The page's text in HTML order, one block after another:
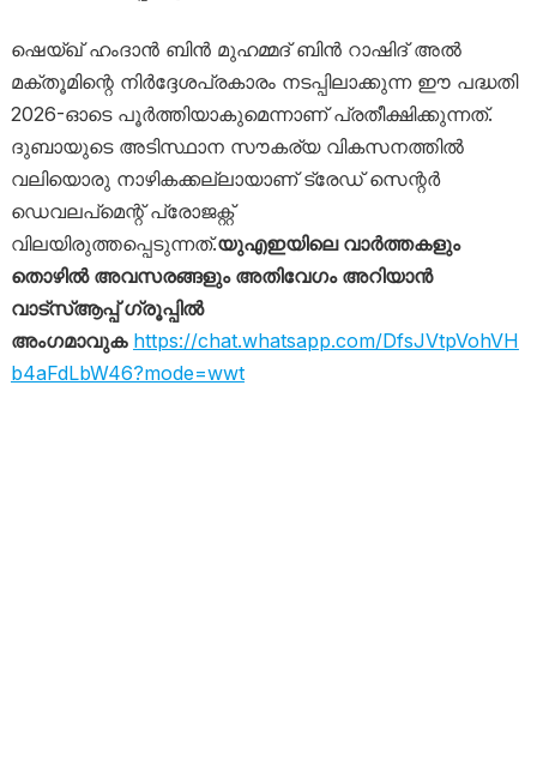
ഷെയ്ഖ് ഹംദാൻ ബിൻ മുഹമ്മദ് ബിൻ റാഷിദ് അൽ
മക്തൂമിന്റെ നിർദ്ദേശപ്രകാരം നടപ്പിലാക്കുന്ന ഈ പദ്ധതി
2026-ഓടെ പൂർത്തിയാകുമെന്നാണ് പ്രതീക്ഷിക്കുന്നത്.
ദുബായുടെ അടിസ്ഥാന സൗകര്യ വികസനത്തിൽ
വലിയൊരു നാഴികക്കല്ലായാണ് ട്രേഡ് സെന്റർ
ഡെവലപ്‌മെന്റ് പ്രോജക്റ്റ്
വിലയിരുത്തപ്പെടുന്നത്.യുഎഇയിലെ വാർത്തകളും
തൊഴിൽ അവസരങ്ങളും അതിവേഗം അറിയാൻ
വാട്സ്ആപ്പ് ഗ്രൂപ്പിൽ
അംഗമാവുക https://chat.whatsapp.com/DfsJVtpVohVH
b4aFdLbW46?mode=wwt